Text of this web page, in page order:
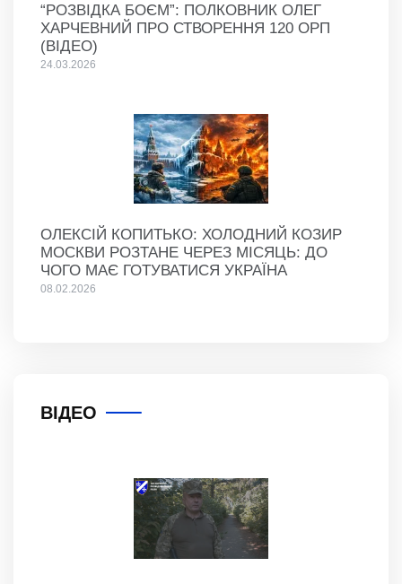
“РОЗВІДКА БОЄМ”: ПОЛКОВНИК ОЛЕГ
ХАРЧЕВНИЙ ПРО СТВОРЕННЯ 120 ОРП
(ВІДЕО)
24.03.2026
ОЛЕКСІЙ КОПИТЬКО: ХОЛОДНИЙ КОЗИР
МОСКВИ РОЗТАНЕ ЧЕРЕЗ МІСЯЦЬ: ДО
ЧОГО МАЄ ГОТУВАТИСЯ УКРАЇНА
08.02.2026
ВІДЕО